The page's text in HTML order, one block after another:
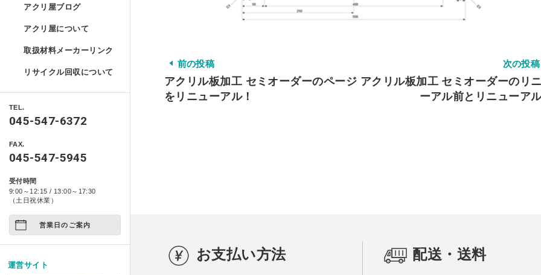
フラグメント
メンテナンス
アクリ屋コラム
Acky/M-acky
オーディオ関係
試作/商品/景品
ポリカーボネート板
アクリル工具・用品
配送・送料について
アクリル板無料サンプルご請求フォーム
キャストカラー板サンプル請求
キャストカラーマット板サンプル請求
アクリ屋ブログ
アクリ屋コラム
NEWS
アクリ屋について
営業日のご案内
取扱材料メーカーリンク
リサイクル回収について
TEL.
045-547-6372
FAX.
045-547-5945
受付時間
9:00～12:15 / 13:00～17:30
（土日祝休業）
営業日のご案内
運営サイト
前の投稿
アクリル板加工 セミオーダーのページ
をリニューアル！
次の投稿
アクリル板加工 セミオーダーのリ
ーアル前とリニューア
お支払い方法 配送・送料